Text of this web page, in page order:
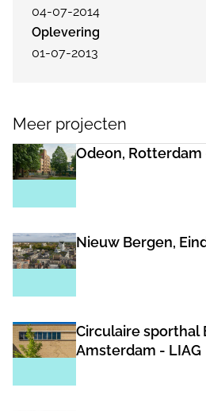
04-07-2014
Oplevering
01-07-2013
Meer projecten
Odeon, Rotterdam
Nieuw Bergen,
Circulaire sporthal
Amsterdam - LIAG